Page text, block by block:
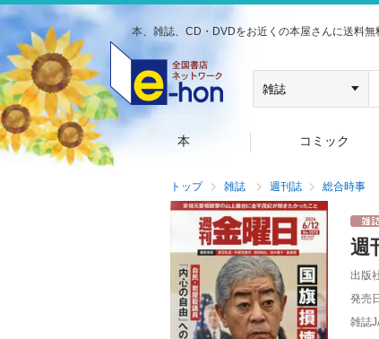
本、雑誌、CD・DVDをお近くの本屋さんに送料無
本 コミック
トップ 雑誌 週刊誌 総合時事
週
出版
発売日
雑誌